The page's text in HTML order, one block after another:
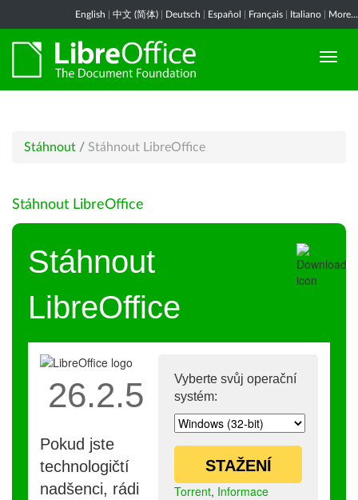
English 中文 (简体) Deutsch Español Français Italiano More...
Stáhnout / Stáhnout LibreOffice
Stáhnout LibreOffice
Stáhnout
LibreOffice
Vyberte svůj operační
systém:
STAŽENÍ
Torrent, Informace
26.2.5
Pokud jste
technologičtí
nadšenci, rádi